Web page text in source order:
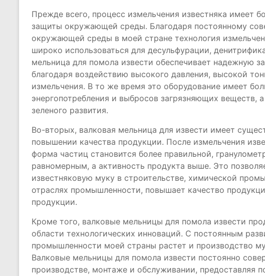
Прежде всего, процесс измельчения известняка имеет
защиты окружающей среды. Благодаря постоянному
окружающей среды в моей стране технология
широко использоваться для десульфурации,
мельница для помола извести обеспечивает надежную
благодаря воздействию высокого давления, высокой
измельчения. В то же время это оборудование имеет
энергопотребления и выбросов загрязняющих веществ,
зеленого развития.
Во-вторых, валковая мельница для извести имеет
повышении качества продукции. После измельчения
форма частиц становится более правильной,
равномерным, а активность продукта выше. Это
известняковую муку в строительстве, химической
отраслях промышленности, повышает качество
продукции.
Кроме того, валковые мельницы для помола извести
области технологических инноваций. С постоянным
промышленности моей страны растет и производство
Валковые мельницы для помола извести постоянно
производстве, монтаже и обслуживании, предоставляя